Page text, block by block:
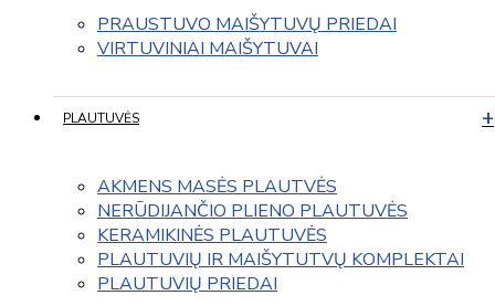
PRAUSTUVO MAIŠYTUVŲ PRIEDAI
VIRTUVINIAI MAIŠYTUVAI
PLAUTUVĖS
AKMENS MASĖS PLAUTVĖS
NERŪDIJANČIO PLIENO PLAUTUVĖS
KERAMIKINĖS PLAUTUVĖS
PLAUTUVIŲ IR MAIŠYTUTVŲ KOMPLEKTAI
PLAUTUVIŲ PRIEDAI